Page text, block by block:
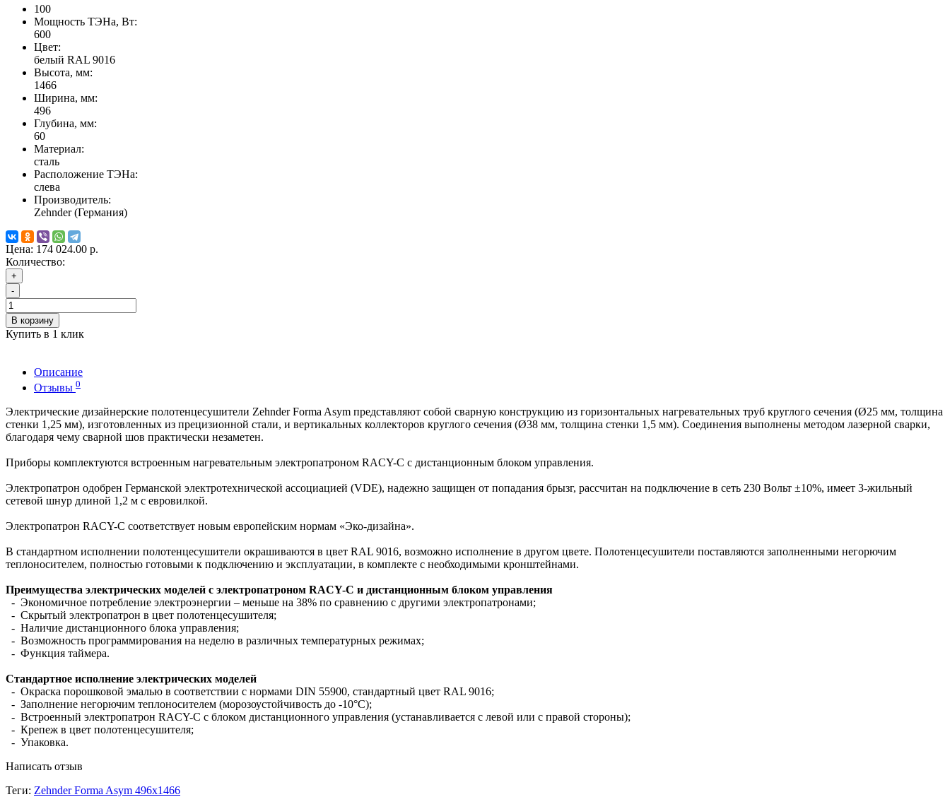
100
Мощность ТЭНа, Вт:
600
Цвет:
белый RAL 9016
Высота, мм:
1466
Ширина, мм:
496
Глубина, мм:
60
Материал:
сталь
Расположение ТЭНа:
слева
Производитель:
Zehnder (Германия)
Цена: 174 024.00 р.
Количество:
+
-
В корзину
Купить в 1 клик
Описание
Отзывы 0
Электрические дизайнерские полотенцесушители Zehnder Forma Asym представляют собой сварную конструкцию из горизонтальных нагревательных труб круглого сечения (Ø25 мм, толщина
стенки 1,25 мм), изготовленных из прецизионной стали, и вертикальных коллекторов круглого сечения (Ø38 мм, толщина стенки 1,5 мм). Соединения выполнены методом лазерной сварки,
благодаря чему сварной шов практически незаметен.
Приборы комплектуются встроенным нагревательным электропатроном RACY-C с дистанционным блоком управления.
Электропатрон одобрен Германской электротехнической ассоциацией (VDE), надежно защищен от попадания брызг, рассчитан на подключение в сеть 230 Вольт ±10%, имеет 3-жильный
сетевой шнур длиной 1,2 м с евровилкой.
Электропатрон RACY-C соответствует новым европейским нормам «Эко-дизайна».
В стандартном исполнении полотенцесушители окрашиваются в цвет RAL 9016, возможно исполнение в другом цвете. Полотенцесушители поставляются заполненными негорючим
теплоносителем, полностью готовыми к подключению и эксплуатации, в комплекте с необходимыми кронштейнами.
Преимущества электрических моделей с электропатроном RACY-С и дистанционным блоком управления
- Экономичное потребление электроэнергии – меньше на 38% по сравнению с другими электропатронами;
- Cкрытый электропатрон в цвет полотенцесушителя;
- Наличие дистанционного блока управления;
- Возможность программирования на неделю в различных температурных режимах;
- Функция таймера.
Стандартное исполнение электрических моделей
- Окраска порошковой эмалью в соответствии с нормами DIN 55900, стандартный цвет RAL 9016;
- Заполнение негорючим теплоносителем (морозоустойчивость до -10°C);
- Встроенный электропатрон RACY-C с блоком дистанционного управления (устанавливается с левой или с правой стороны);
- Крепеж в цвет полотенцесушителя;
- Упаковка.
Написать отзыв
Теги: Zehnder Forma Asym 496х1466